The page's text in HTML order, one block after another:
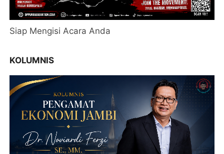
Siap Mengisi Acara Anda
KOLUMNIS